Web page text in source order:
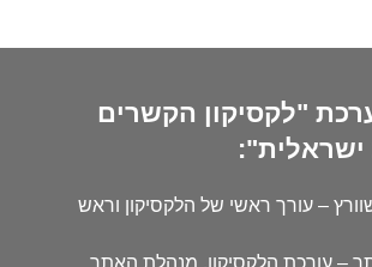
"לקסיקון הקשרים
– עורך ראשי של הלקסיקון וראש
– עורכת הלקסיקון, מנהלת האתר